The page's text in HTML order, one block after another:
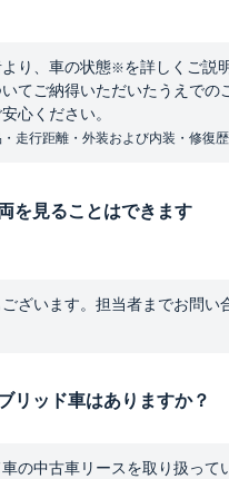
り、車の状態※を詳しくご説
てご納得いただいたうえでの
心ください。
走行距離・外装および内装・修復
を見ることはできます
ざいます。担当者までお問い
リッド車はありますか？
の中古車リースを取り扱って